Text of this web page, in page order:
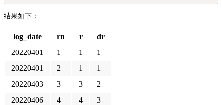
结果如下：
log_date rn r
dr
20220401
1 1
1
20220401
2 1
1
20220403
3 3
2
20220406
4 4
3